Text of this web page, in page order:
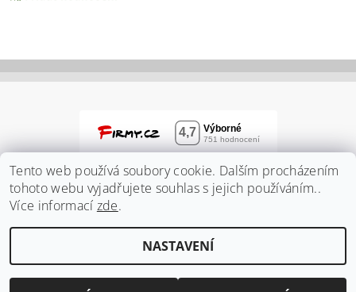
Vložením hodnocení souhlasíte spodmínkami
ochrany osobních údajů
2026 ©Zahradnidum.cz, všechna práva vyhrazena
Tento web používá soubory cookie. Dalším procházením
tohoto webu vyjadřujete souhlas s jejich používáním..
Více informací zde.
NASTAVENÍ